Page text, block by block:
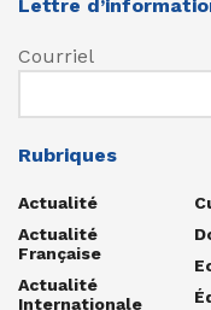
Lettre
Courriel
Rubriques
Actualité
Actualité
Française
Actualité
Internationale